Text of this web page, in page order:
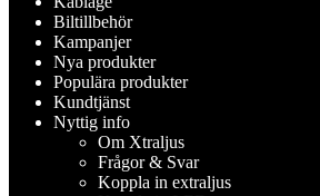
Biltillbehör
Kampanjer
Nya produkter
Populära produkter
Kundtjänst
Nyttig info
Om Xtraljus
Frågor & Svar
Koppla in extraljus